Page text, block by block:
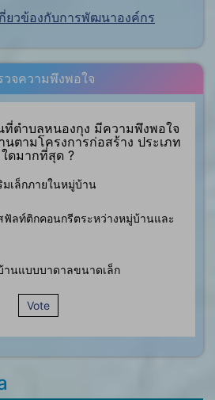
ยวข้องกับการพัฒนาองค์กร
วจความพึงพอใจ
ที่ตำบลหนองกุง มีความพึงพอใจ
นตามโครงการก่อสร้าง ประเภท
ใดมากที่สุด ?
เล็กภายในหมู่บ้าน
ฟัลท์ติกคอนกรีตระหว่างหมู่บ้านและ
านแบบบาดาลขนาดเล็ก
Vote